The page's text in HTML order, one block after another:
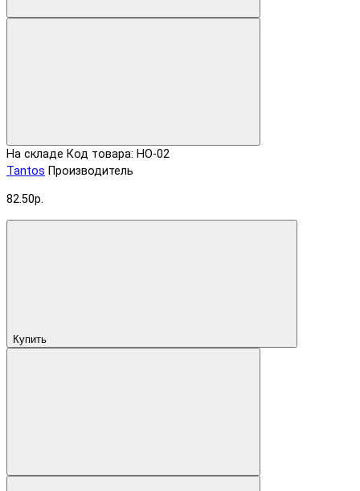
На складе Код товара: HO-02
Tantos Производитель
82.50р.
Купить